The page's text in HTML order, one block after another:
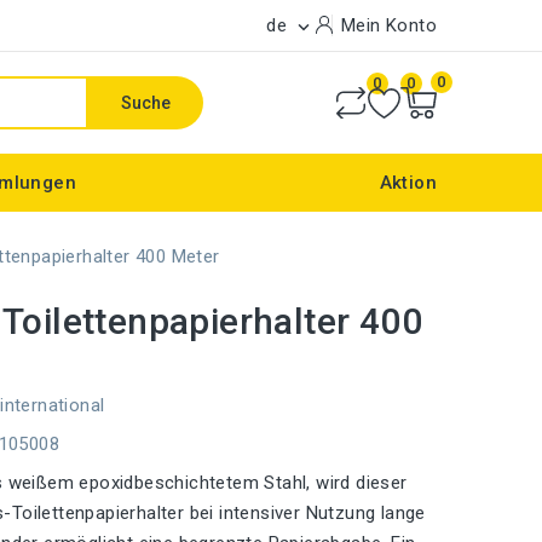
de  Mein Konto
Suche
0 0 0
Aktion
400 Meter
400
weißem epoxidbeschichtetem Stahl, wird dieser
Toilettenpapierhalter bei intensiver Nutzung lange